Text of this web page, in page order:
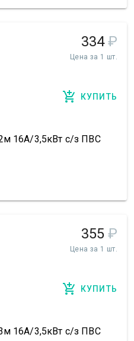
334 ₽
Цена за 1 шт.
КУПИТЬ
16А/3,5кВт с/з ПВС
355 ₽
Цена за 1 шт.
КУПИТЬ
16А/3,5кВт с/з ПВС